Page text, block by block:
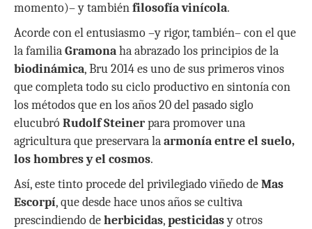
momento)– y tambiénfilosofía vinícola.
Acorde con el entusiasmo –y rigor, también– con el que
la familiaGramonaha abrazado los principios de la
biodinámica, Bru 2014 es uno de sus primeros vinos
que completa todo su ciclo productivo en sintonía con
los métodos que en los años 20 del pasado siglo
elucubróRudolf Steinerpara promover una
agricultura que preservara laarmoníaentre el suelo,
los hombres y el cosmos.
Así, este tinto procede del privilegiado viñedo deMas
Escorpí, que desde hace unos años se cultiva
prescindiendo deherbicidas,pesticidasy otros